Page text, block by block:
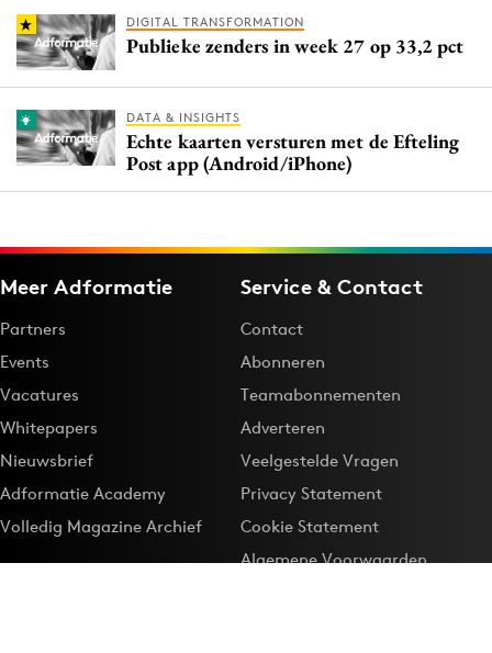
DIGITAL TRANSFORMATION
Publieke zenders in week 27 op 33,2 pct
DATA & INSIGHTS
Echte kaarten versturen met de Efteling
Post app (Android/iPhone)
Meer Adformatie
Partners
Events
Vacatures
Whitepapers
Nieuwsbrief
Adformatie Academy
Volledig Magazine Archief
Service & Contact
Contact
Abonneren
Teamabonnementen
Adverteren
Veelgestelde Vragen
Privacy Statement
Cookie Statement
Algemene Voorwaarden